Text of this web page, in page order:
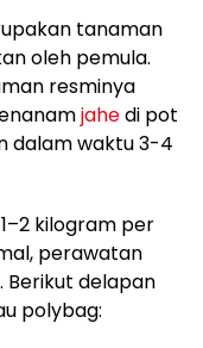
tanaman
oleh pemula.
resminya
jahedi pot
dalam waktu 3-4
kilogram per
perawatan
Berikut delapan
polybag: